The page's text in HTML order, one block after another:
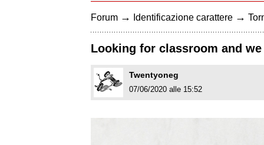
Forum → Identificazione carattere →
Looking for classroom and
Twentyoneg
07/06/2020 alle 15:52